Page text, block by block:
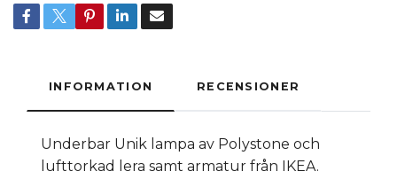
INFORMATION RECENSIONER
Underbar Unik lampa av Polystone och
lufttorkad lera samt armatur från IKEA.